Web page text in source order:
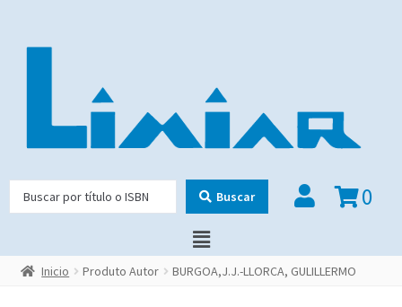
Buscar 0
Inicio Produto Autor BURGOA,J.J.-LLORCA, GULILLERMO